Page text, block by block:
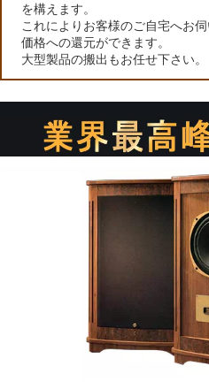
を構えます。
これによりお客様のご自宅へお
価格への還元ができます。
大型製品の搬出もお任せ下さい。